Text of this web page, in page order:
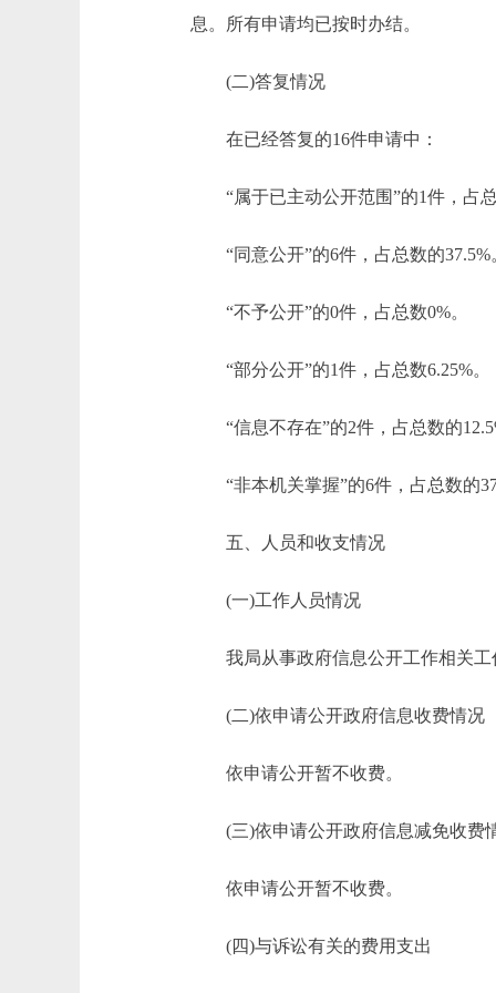
息。所有申请均已按时办结。
(二)答复情况
在已经答复的16件申请中：
“属于已主动公开范围”的1件，占总
“同意公开”的6件，占总数的37.5%
“不予公开”的0件，占总数0%。
“部分公开”的1件，占总数6.25%。
“信息不存在”的2件，占总数的
“非本机关掌握”的6件，占总数的
五、人员和收支情况
(一)工作人员情况
我局从事政府信息公开工作相关工
(二)依申请公开政府信息收费情况
依申请公开暂不收费。
(三)依申请公开政府信息减免收费
依申请公开暂不收费。
(四)与诉讼有关的费用支出